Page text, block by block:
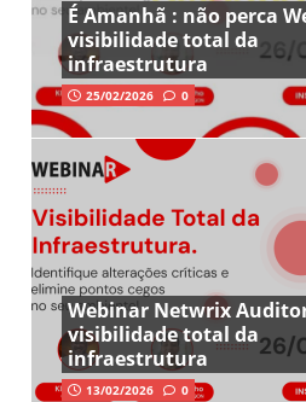
É Amanhã : não perca
visibilidade total da
infraestrutura
25/02/2026 0
Webinar Netwrix
visibilidade total da
infraestrutura
13/02/2026 0